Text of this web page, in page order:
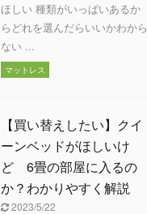
ほしい 種類がいっぱいあるか
らどれを選んだらいいかわから
ない ...
マットレス
【買い替えしたい】クイ
ーンベッドがほしいけ
ど 6畳の部屋に入るの
か？わかりやすく解説
2023/5/22